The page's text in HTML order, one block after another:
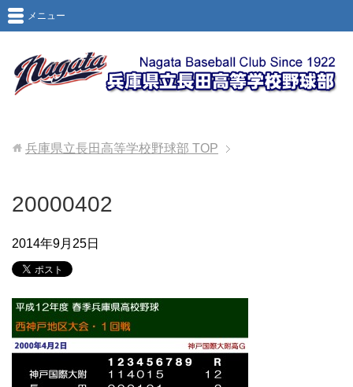
メニュー
兵庫県立長田高等学校野球部 TOP
20000402
2014年9月25日